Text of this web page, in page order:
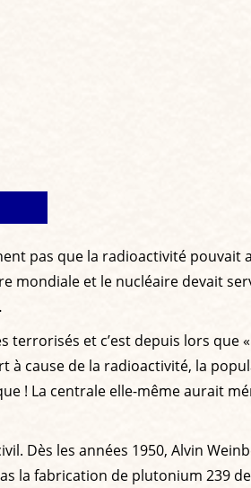
pas que la radioactivité pouvait
mondiale et le nucléaire devait
et c’est depuis lors que
cause de la radioactivité, la
! La centrale elle-même aurait
Dès les années 1950, Alvin
la fabrication de plutonium 239